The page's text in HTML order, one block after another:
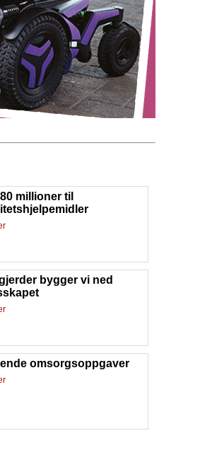
millioner til
bygger vi ned
omsorgsoppgaver